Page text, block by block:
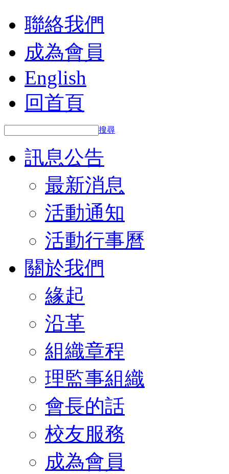
聯絡我們
成為會員
English
回首頁
搜尋
訊息公告
最新消息
活動通知
活動行事曆
關於我們
緣起
沿革
組織章程
理監事組織
會長的話
校友服務
成為會員